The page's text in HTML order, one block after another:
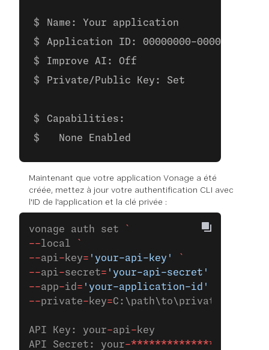
Name: Your application
Application ID: 00000000-0000-0000-
Improve AI: Off
Private/Public Key: Set
Capabilities:
  None Enabled
Maintenant que votre application Vonage a été
créée, mettez à jour votre authentification CLI avec
l'ID de l'application et la clé privée :
vonage auth set
`
--local
`
--api- key= 'your-api-key'
`
--api-secret= 'your-api-secret'
--app-id = 'your-application-id'
--private- key=C:\path\to\private.key
API Key: your-api- key
API Secret: your-**************